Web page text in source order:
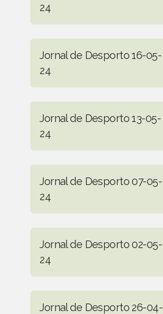
24
Jornal de Desporto 16-05-
24
Jornal de Desporto 13-05-
24
Jornal de Desporto 07-05-
24
Jornal de Desporto 02-05-
24
Jornal de Desporto 26-04-